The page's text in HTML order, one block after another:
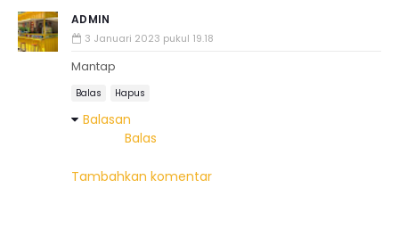
ADMIN
3 Januari 2023 pukul 19.18
Mantap
Balas Hapus
Balasan
Balas
Tambahkan komentar